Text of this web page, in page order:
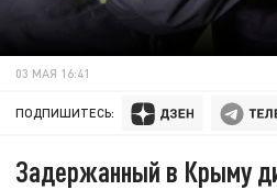
03 МАЯ 16:41
ПОДПИШИТЕСЬ:
Задержанный в Крыму